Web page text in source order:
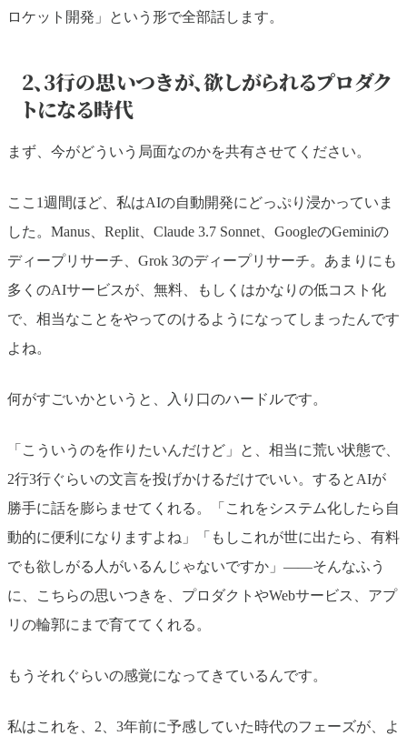
ロケット開発」という形で全部話します。
2、3行の思いつきが、欲しがられるプロダク
トになる時代
まず、今がどういう局面なのかを共有させてください。
ここ1週間ほど、私はAIの自動開発にどっぷり浸かっていま
した。Manus、Replit、Claude 3.7 Sonnet、GoogleのGeminiの
ディープリサーチ、Grok 3のディープリサーチ。あまりにも
多くのAIサービスが、無料、もしくはかなりの低コスト化
で、相当なことをやってのけるようになってしまったんです
よね。
何がすごいかというと、入り口のハードルです。
「こういうのを作りたいんだけど」と、相当に荒い状態で、
2行3行ぐらいの文言を投げかけるだけでいい。するとAIが
勝手に話を膨らませてくれる。「これをシステム化したら自
動的に便利になりますよね」「もしこれが世に出たら、有料
でも欲しがる人がいるんじゃないですか」——そんなふう
に、こちらの思いつきを、プロダクトやWebサービス、アプ
リの輪郭にまで育ててくれる。
もうそれぐらいの感覚になってきているんです。
私はこれを、2、3年前に予感していた時代のフェーズが、よ